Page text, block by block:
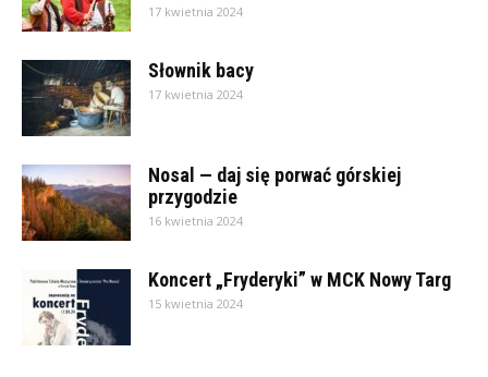
17 kwietnia 2024
Słownik bacy
17 kwietnia 2024
Nosal — daj się porwać górskiej
przygodzie
16 kwietnia 2024
Koncert „Fryderyki” w MCK Nowy Targ
15 kwietnia 2024